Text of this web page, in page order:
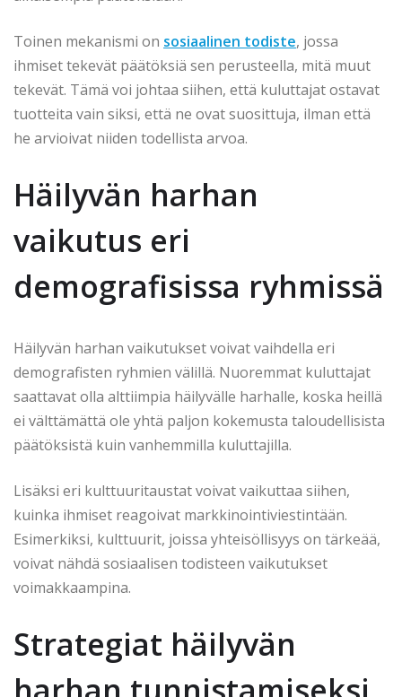
Toinen mekanismi on sosiaalinen todiste, jossa
ihmiset tekevät päätöksiä sen perusteella, mitä muut
tekevät. Tämä voi johtaa siihen, että kuluttajat ostavat
tuotteita vain siksi, että ne ovat suosittuja, ilman että
he arvioivat niiden todellista arvoa.
Häilyvän harhan
vaikutus eri
demografisissa ryhmissä
Häilyvän harhan vaikutukset voivat vaihdella eri
demografisten ryhmien välillä. Nuoremmat kuluttajat
saattavat olla alttiimpia häilyvälle harhalle, koska heillä
ei välttämättä ole yhtä paljon kokemusta taloudellisista
päätöksistä kuin vanhemmilla kuluttajilla.
Lisäksi eri kulttuuritaustat voivat vaikuttaa siihen,
kuinka ihmiset reagoivat markkinointiviestintään.
Esimerkiksi, kulttuurit, joissa yhteisöllisyys on tärkeää,
voivat nähdä sosiaalisen todisteen vaikutukset
voimakkaampina.
Strategiat häilyvän